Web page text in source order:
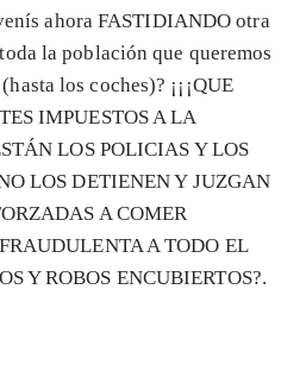
ahora FASTIDIANDO otra
la población que queremos
los coches)? ¡¡¡QUE
IMPUESTOS A LA
LOS POLICIAS Y LOS
LOS DETIENEN Y JUZGAN
A COMER
A TODO EL
Y ROBOS ENCUBIERTOS?.